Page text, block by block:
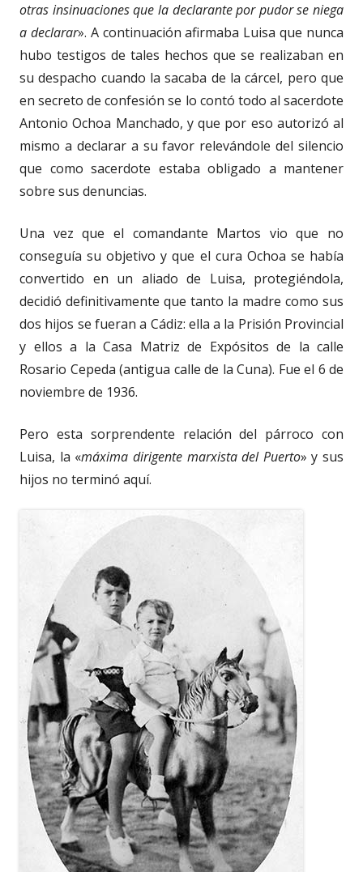
otras insinuaciones que la declarante por pudor se niega
a declarar». A continuación afirmaba Luisa que nunca
hubo testigos de tales hechos que se realizaban en
su despacho cuando la sacaba de la cárcel, pero que
en secreto de confesión se lo contó todo al sacerdote
Antonio Ochoa Manchado, y que por eso autorizó al
mismo a declarar a su favor relevándole del silencio
que como sacerdote estaba obligado a mantener
sobre sus denuncias.
Una vez que el comandante Martos vio que no
conseguía su objetivo y que el cura Ochoa se había
convertido en un aliado de Luisa, protegiéndola,
decidió definitivamente que tanto la madre como sus
dos hijos se fueran a Cádiz: ella a la Prisión Provincial
y ellos a la Casa Matriz de Expósitos de la calle
Rosario Cepeda (antigua calle de la Cuna). Fue el 6 de
noviembre de 1936.
Pero esta sorprendente relación del párroco con
Luisa, la «máxima dirigente marxista del Puerto» y sus
hijos no terminó aquí.